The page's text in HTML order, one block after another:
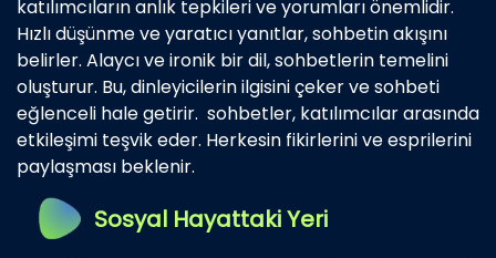
katılımcıların anlık tepkileri ve yorumları önemlidir.
Hızlı düşünme ve yaratıcı yanıtlar, sohbetin akışını
belirler. Alaycı ve ironik bir dil, sohbetlerin temelini
oluşturur. Bu, dinleyicilerin ilgisini çeker ve sohbeti
eğlenceli hale getirir. sohbetler, katılımcılar arasında
etkileşimi teşvik eder. Herkesin fikirlerini ve esprilerini
paylaşması beklenir.
Sosyal Hayattaki Yeri